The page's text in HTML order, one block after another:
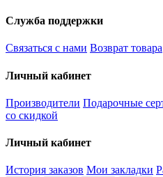
Служба поддержки
Связаться с нами Возврат товара
Личный кабинет
Производители Подарочные
со скидкой
Личный кабинет
История заказов Мои закладки